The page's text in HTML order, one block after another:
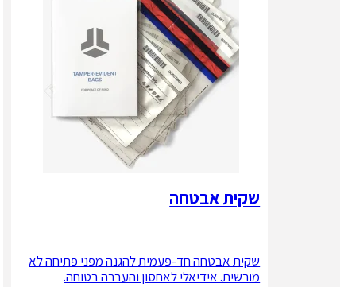
שקית אבטחה
שקית אבטחה חד-פעמית להגנה מפני פתיחה לא
מורשית. אידיאלי לאחסון והעברה בטוחה.